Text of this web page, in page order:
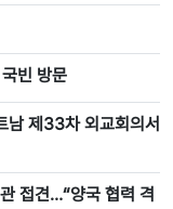
빈 방문
남 제33차 외교회의서
접견…“양국 협력 격